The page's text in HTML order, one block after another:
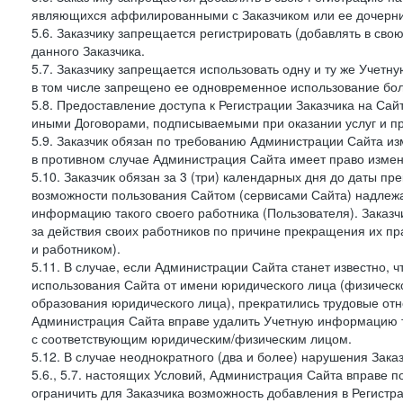
являющихся аффилированными с Заказчиком или ее
5.6. Заказчику запрещается регистрировать (добавлять в
данного Заказчика.
5.7. Заказчику запрещается использовать одну и ту же
в том числе запрещено ее одновременное использование
5.8. Предоставление доступа к Регистрации Заказчика на
иными Договорами, подписываемыми при оказании услуг и
5.9. Заказчик обязан по требованию Администрации Сайта
в противном случае Администрация Сайта имеет право
5.10. Заказчик обязан за 3 (три) календарных дня до даты
возможности пользования Сайтом (сервисами Сайта)
информацию такого своего работника (Пользователя).
за действия своих работников по причине прекращения их
и работником).
5.11. В случае, если Администрации Сайта станет
использования Сайта от имени юридического лица
образования юридического лица), прекратились трудовые
Администрация Сайта вправе удалить Учетную информацию
с соответствующим юридическим/физическим лицом.
5.12. В случае неоднократного (два и более) нарушения
5.6., 5.7. настоящих Условий, Администрация Сайта вправе
ограничить для Заказчика возможность добавления в